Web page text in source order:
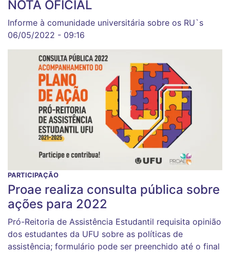
NOTA OFICIAL
Informe à comunidade universitária sobre os RU`s
06/05/2022 - 09:16
PARTICIPAÇÃO
Proae realiza consulta pública sobre
ações para 2022
Pró-Reitoria de Assistência Estudantil requisita opinião
dos estudantes da UFU sobre as políticas de
assistência; formulário pode ser preenchido até o final